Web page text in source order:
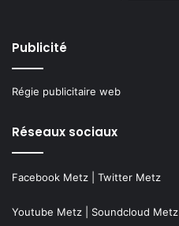
Publicité
Régie publicitaire web
Réseaux sociaux
Facebook Metz Twitter Metz
Youtube Metz Soundcloud Metz